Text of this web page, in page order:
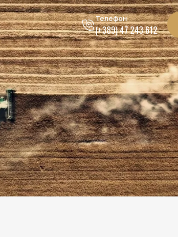
Телефон
(+389) 47 243 612